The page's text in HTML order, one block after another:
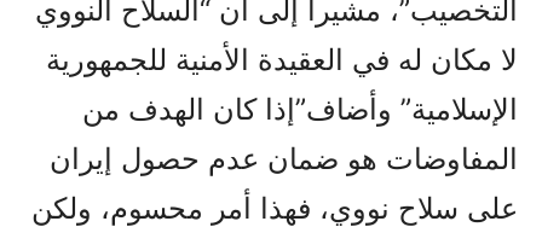
التخصيب”، مشيرا إلى أن “السلاح النووي
لا مكان له في العقيدة الأمنية للجمهورية
الإسلامية” وأضاف”إذا كان الهدف من
المفاوضات هو ضمان عدم حصول إيران
على سلاح نووي، فهذا أمر محسوم، ولكن